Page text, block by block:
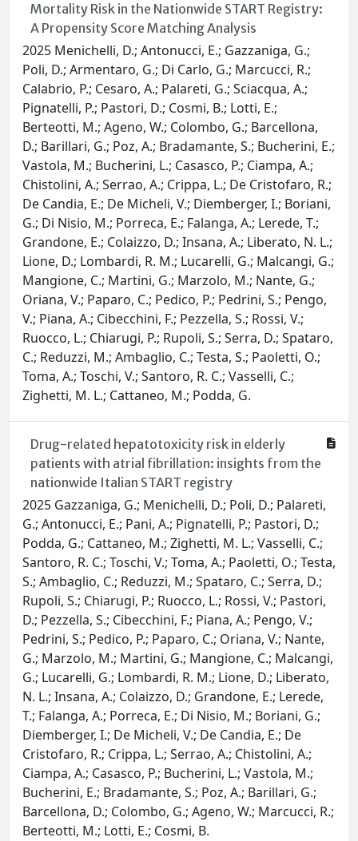
Mortality Risk in the Nationwide START Registry:
A Propensity Score Matching Analysis
2025 Menichelli, D.; Antonucci, E.; Gazzaniga, G.;
Poli, D.; Armentaro, G.; Di Carlo, G.; Marcucci, R.;
Calabrio, P.; Cesaro, A.; Palareti, G.; Sciacqua, A.;
Pignatelli, P.; Pastori, D.; Cosmi, B.; Lotti, E.;
Berteotti, M.; Ageno, W.; Colombo, G.; Barcellona,
D.; Barillari, G.; Poz, A.; Bradamante, S.; Bucherini, E.;
Vastola, M.; Bucherini, L.; Casasco, P.; Ciampa, A.;
Chistolini, A.; Serrao, A.; Crippa, L.; De Cristofaro, R.;
De Candia, E.; De Micheli, V.; Diemberger, I.; Boriani,
G.; Di Nisio, M.; Porreca, E.; Falanga, A.; Lerede, T.;
Grandone, E.; Colaizzo, D.; Insana, A.; Liberato, N. L.;
Lione, D.; Lombardi, R. M.; Lucarelli, G.; Malcangi, G.;
Mangione, C.; Martini, G.; Marzolo, M.; Nante, G.;
Oriana, V.; Paparo, C.; Pedico, P.; Pedrini, S.; Pengo,
V.; Piana, A.; Cibecchini, F.; Pezzella, S.; Rossi, V.;
Ruocco, L.; Chiarugi, P.; Rupoli, S.; Serra, D.; Spataro,
C.; Reduzzi, M.; Ambaglio, C.; Testa, S.; Paoletti, O.;
Toma, A.; Toschi, V.; Santoro, R. C.; Vasselli, C.;
Zighetti, M. L.; Cattaneo, M.; Podda, G.
Drug-related hepatotoxicity risk in elderly
patients with atrial fibrillation: insights from the
nationwide Italian START registry
2025 Gazzaniga, G.; Menichelli, D.; Poli, D.; Palareti,
G.; Antonucci, E.; Pani, A.; Pignatelli, P.; Pastori, D.;
Podda, G.; Cattaneo, M.; Zighetti, M. L.; Vasselli, C.;
Santoro, R. C.; Toschi, V.; Toma, A.; Paoletti, O.; Testa,
S.; Ambaglio, C.; Reduzzi, M.; Spataro, C.; Serra, D.;
Rupoli, S.; Chiarugi, P.; Ruocco, L.; Rossi, V.; Pastori,
D.; Pezzella, S.; Cibecchini, F.; Piana, A.; Pengo, V.;
Pedrini, S.; Pedico, P.; Paparo, C.; Oriana, V.; Nante,
G.; Marzolo, M.; Martini, G.; Mangione, C.; Malcangi,
G.; Lucarelli, G.; Lombardi, R. M.; Lione, D.; Liberato,
N. L.; Insana, A.; Colaizzo, D.; Grandone, E.; Lerede,
T.; Falanga, A.; Porreca, E.; Di Nisio, M.; Boriani, G.;
Diemberger, I.; De Micheli, V.; De Candia, E.; De
Cristofaro, R.; Crippa, L.; Serrao, A.; Chistolini, A.;
Ciampa, A.; Casasco, P.; Bucherini, L.; Vastola, M.;
Bucherini, E.; Bradamante, S.; Poz, A.; Barillari, G.;
Barcellona, D.; Colombo, G.; Ageno, W.; Marcucci, R.;
Berteotti, M.; Lotti, E.; Cosmi, B.